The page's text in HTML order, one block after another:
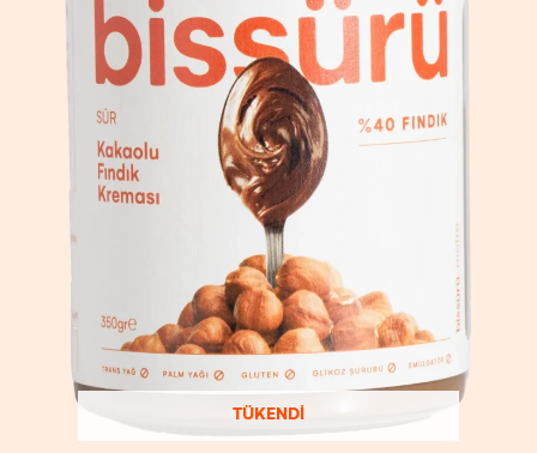
TÜKENDI